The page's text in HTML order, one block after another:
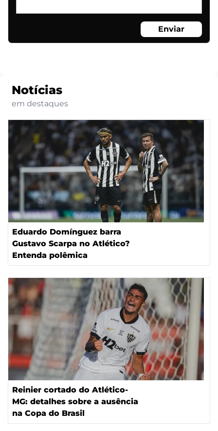
Enviar
Notícias
em destaques
Eduardo Domínguez barra
Gustavo Scarpa no Atlético?
Entenda polêmica
Reinier cortado do Atlético-
MG: detalhes sobre a ausência
na Copa do Brasil